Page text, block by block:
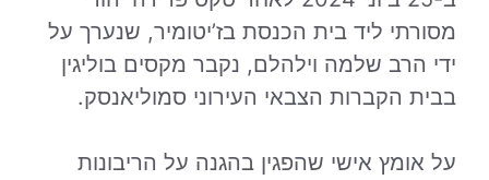
מסורתי ליד בית הכנסת בז’יטומיר, שנערך על
ידי הרב שלמה וילהלם, נקבר מקסים בוליגין
בבית הקברות הצבאי העירוני סמוליאנסק.
על אומץ אישי שהפגין בהגנה על הריבונות